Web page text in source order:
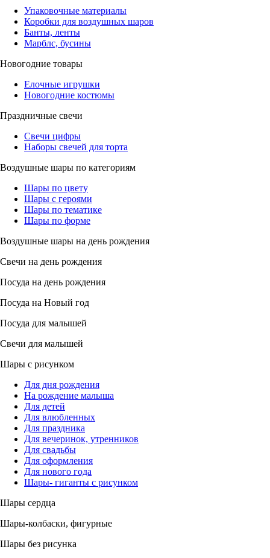
Упаковочные материалы
Коробки для воздушных шаров
Банты, ленты
Марблс, бусины
Новогодние товары
Елочные игрушки
Новогодние костюмы
Праздничные свечи
Свечи цифры
Наборы свечей для торта
Воздушные шары по категориям
Шары по цвету
Шары с героями
Шары по тематике
Шары по форме
Воздушные шары на день рождения
Свечи на день рождения
Посуда на день рождения
Посуда на Новый год
Посуда для малышей
Свечи для малышей
Шары с рисунком
Для дня рождения
На рождение малыша
Для детей
Для влюбленных
Для праздника
Для вечеринок, утренников
Для свадьбы
Для оформления
Для нового года
Шары- гиганты с рисунком
Шары сердца
Шары-колбаски, фигурные
Шары без рисунка